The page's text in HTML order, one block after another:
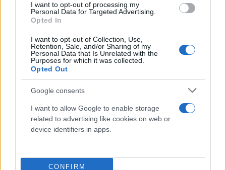
I want to opt-out of processing my
Personal Data for Targeted Advertising.
Opted In
I want to opt-out of Collection, Use,
Retention, Sale, and/or Sharing of my
Personal Data that Is Unrelated with the
Purposes for which it was collected.
Opted Out
Google consents
I want to allow Google to enable storage
related to advertising like cookies on web or
device identifiers in apps.
CONFIRM
Διαφορετικές κλίμακες προβλημάτων
Ερωτηθείς για τη συσσώρευση «κακών εικόνων»
που αφορούν θέματα όπως ο ΟΠΕΚΕΠΕ, η δημόσια
Τέμπη, ο κ. Κεφαλογιάννης διαχώρισε τις